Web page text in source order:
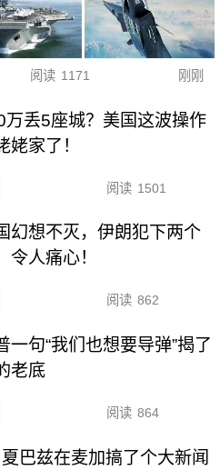
阅读 1171 刚刚
万丢5座城？美国这波操作
姥家了！
阅读 1501
幻想不灭，伊朗犯下两个
令人痛心！
阅读 862
一句“我们也想要导弹”揭了
老底
阅读 864
巴兹在麦加搞了个大新闻